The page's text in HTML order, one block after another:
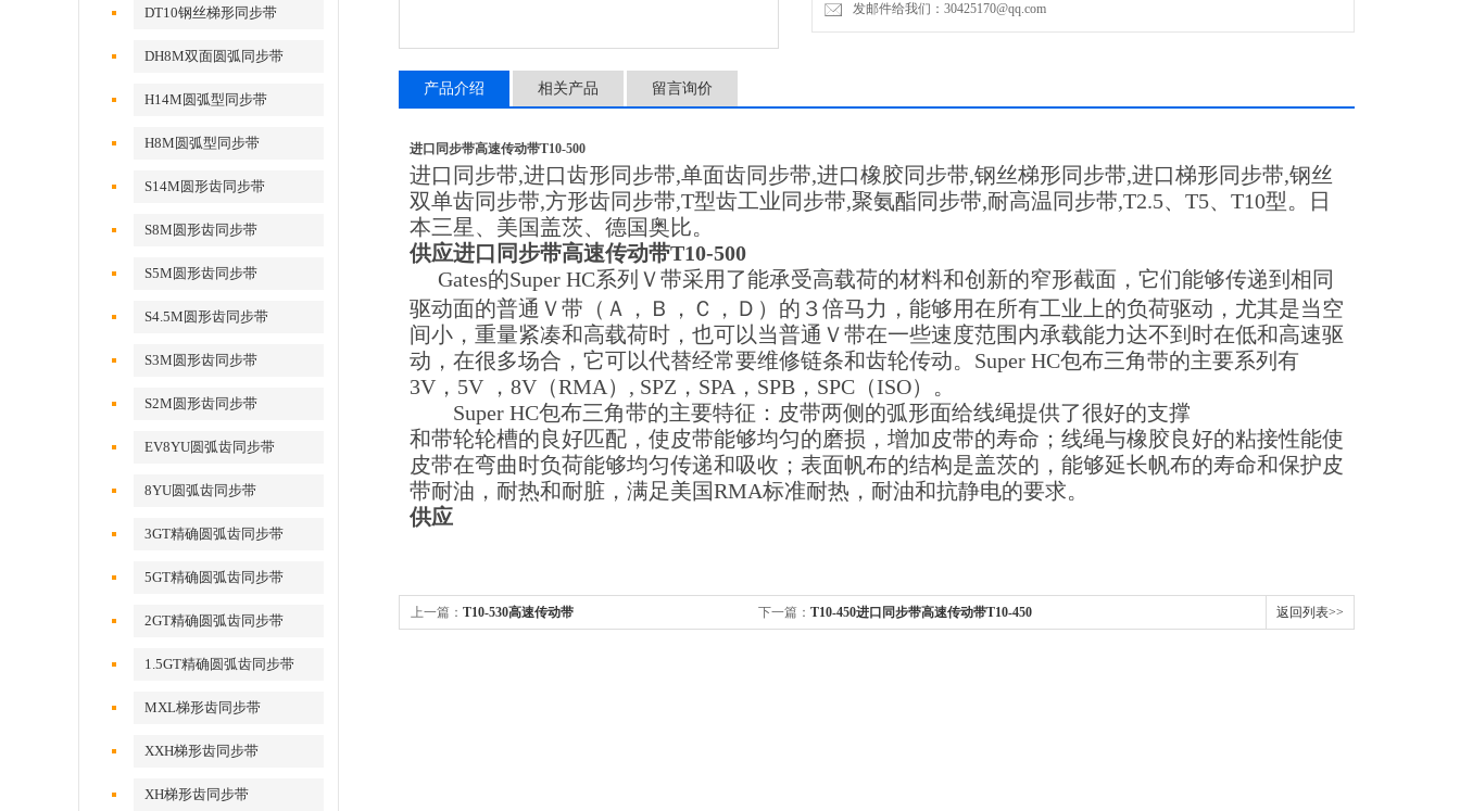
DT10钢丝梯形同步带
DH8M双面圆弧同步带
H14M圆弧型同步带
H8M圆弧型同步带
S14M圆形齿同步带
S8M圆形齿同步带
S5M圆形齿同步带
S4.5M圆形齿同步带
S3M圆形齿同步带
S2M圆形齿同步带
EV8YU圆弧齿同步带
8YU圆弧齿同步带
3GT精确圆弧齿同步带
5GT精确圆弧齿同步带
2GT精确圆弧齿同步带
1.5GT精确圆弧齿同步带
MXL梯形齿同步带
XXH梯形齿同步带
XH梯形齿同步带
发邮件给我们：30425170@qq.com
产品介绍 相关产品 留言询价
进口同步带高速传动带T10-500
进口同步带,进口齿形同步带,单面齿同步带,进口橡胶同步带,钢丝梯形同步带,进口梯形同步带,钢丝
双单齿同步带,方形齿同步带,T型齿工业同步带,聚氨酯同步带,耐高温同步带,T2.5、T5、T10型。日
本三星、美国盖茨、德国奥比。
供应进口同步带高速传动带T10-500
Gates的Super HC系列Ｖ带采用了能承受高载荷的材料和创新的窄形截面，它们能够传递到相同
驱动面的普通Ｖ带（Ａ，Ｂ，Ｃ，Ｄ）的３倍马力，能够用在所有工业上的负荷驱动，尤其是当空
间小，重量紧凑和高载荷时，也可以当普通Ｖ带在一些速度范围内承载能力达不到时在低和高速驱
动，在很多场合，它可以代替经常要维修链条和齿轮传动。Super HC包布三角带的主要系列有
3V，5V ，8V（RMA）, SPZ，SPA，SPB，SPC（ISO）。
Super HC包布三角带的主要特征：皮带两侧的弧形面给线绳提供了很好的支撑
和带轮轮槽的良好匹配，使皮带能够均匀的磨损，增加皮带的寿命；线绳与橡胶良好的粘接性能使
皮带在弯曲时负荷能够均匀传递和吸收；表面帆布的结构是盖茨的，能够延长帆布的寿命和保护皮
带耐油，耐热和耐脏，满足美国RMA标准耐热，耐油和抗静电的要求。
供应
上一篇： T10-530高速传动带 下一篇： T10-450进口同步带高速传动带T10-450 返回列表>>